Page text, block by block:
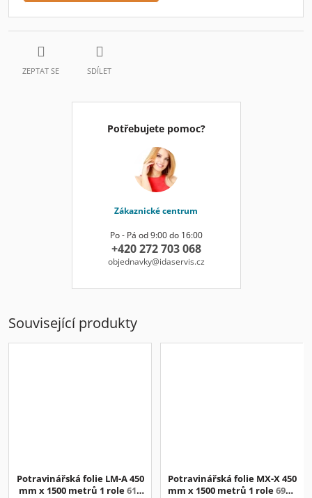
ZEPTAT SE SDÍLET
Potřebujete pomoc?
Zákaznické centrum
Po - Pá od 9:00 do 16:00
+420 272 703 068
objednavky@idaservis.cz
Související produkty
Potravinářská folie LM-A 450
mm x 1500 metrů 1 role610
Potravinářská folie MX-X 450
mm x 1500 metrů 1 role690.-